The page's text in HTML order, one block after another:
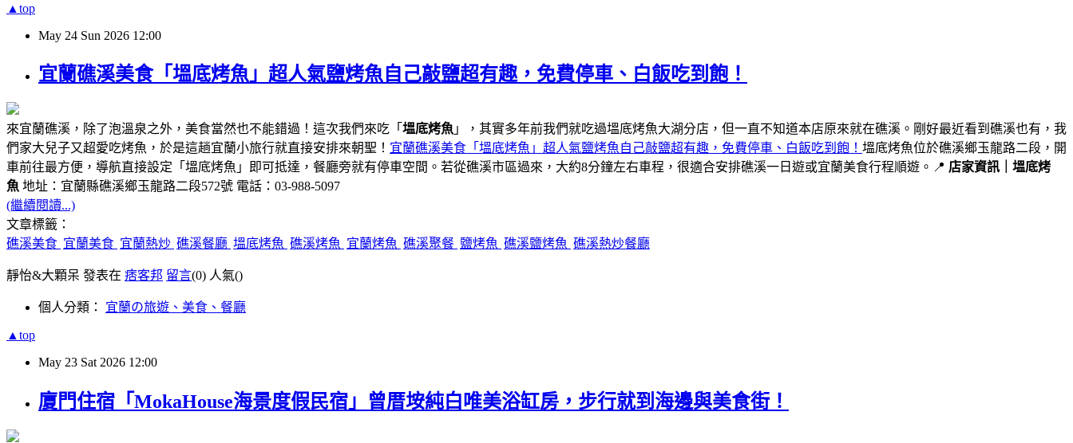
▲top
May 24 Sun 2026 12:00
宜蘭礁溪美食「塭底烤魚」超人氣鹽烤魚自己敲鹽超有趣，免費停車、白飯吃到飽！
來宜蘭礁溪，除了泡溫泉之外，美食當然也不能錯過！這次我們來吃「 塭底烤魚 」，其實多年前我們就吃過塭底烤魚大湖分店，但一直不知道本店原來就在礁溪。剛好最近看到礁溪也有，我
們家大兒子又超愛吃烤魚，於是這趟宜蘭小旅行就直接安排來朝聖！ 宜蘭礁溪美食「塭底烤魚」超人氣鹽烤魚自己敲鹽超有趣，免費停車、白飯吃到飽！ 塭底烤魚位於礁溪鄉玉龍路二段，開
車前往最方便，導航直接設定「塭底烤魚」即可抵達，餐廳旁就有停車空間。若從礁溪市區過來，大約8分鐘左右車程，很適合安排礁溪一日遊或宜蘭美食行程順遊。📍 店家資訊｜塭底烤
魚 地址：宜蘭縣礁溪鄉玉龍路二段572號 電話：03-988-5097
(繼續閱讀...)
文章標籤：
礁溪美食 宜蘭美食 宜蘭熱炒 礁溪餐廳 塭底烤魚 礁溪烤魚 宜蘭烤魚 礁溪聚餐 鹽烤魚 礁溪鹽烤魚 礁溪熱炒餐廳
靜怡&大顆呆 發表在 痞客邦 留言(0) 人氣()
個人分類： 宜蘭の旅遊、美食、餐廳
▲top
May 23 Sat 2026 12:00
廈門住宿「MokaHouse海景度假民宿」曾厝垵純白唯美浴缸房，步行就到海邊與美食街！